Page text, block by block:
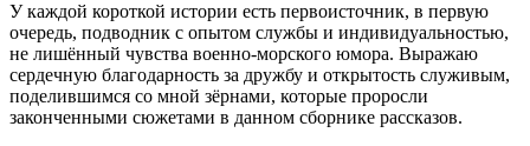
У каждой короткой истории есть первоисточник, в первую
очередь, подводник с опытом службы и индивидуальностью,
не лишённый чувства военно-морского юмора. Выражаю
сердечную благодарность за дружбу и открытость служивым,
поделившимся со мной зёрнами, которые проросли
законченными сюжетами в данном сборнике рассказов.